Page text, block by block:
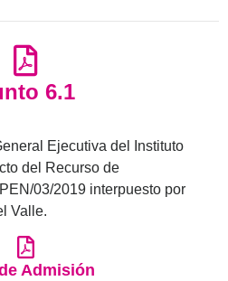
6.1
Ejecutiva del Instituto
del Recurso de
03/2019 interpuesto por
Valle.
Admisión